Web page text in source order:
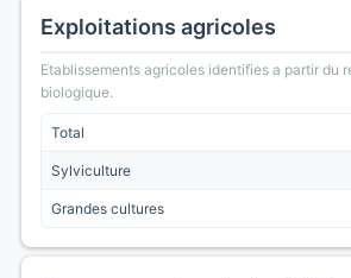
Exploitations agricoles
Etablissements agricoles identifies a partir du
biologique.
Total
Sylviculture
Grandes cultures